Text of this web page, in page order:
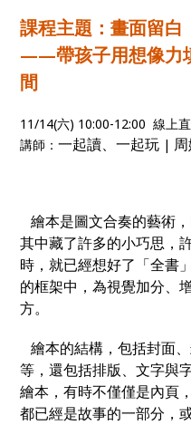
課程主題：畫面留
——帶孩子用想像力
間
11/14(六) 10:00-12:00 線上
講師：一起讀、一起玩 |
繪本是圖文合奏的藝術
其中藏了許多的小巧思，
時，就已經想好了「全書
的框架中，為視覺加分、
方。
繪本的結構，包括封面
等，還包括排版、文字與
繪本，有時不僅僅是內頁
都已經是故事的一部分，